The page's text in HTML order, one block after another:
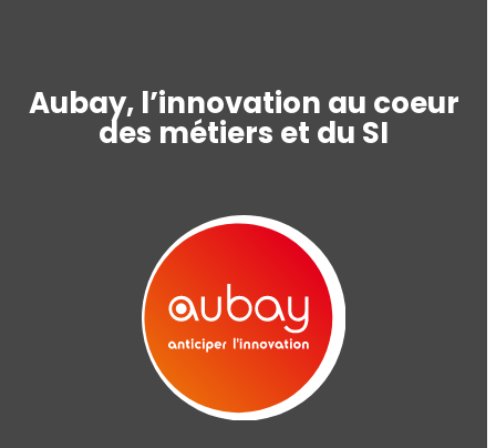
Aubay, l’innovation au coeur
des métiers et du SI